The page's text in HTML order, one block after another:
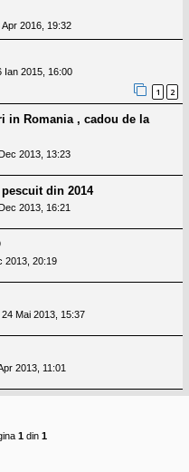
Apr 2016, 19:32
Ian 2015, 16:00
1 2
in Romania , cadou de la
2013, 13:23
din 2014
2013, 16:21
2013, 20:19
24 Mai 2013, 15:37
2013, 11:01
1 din 1